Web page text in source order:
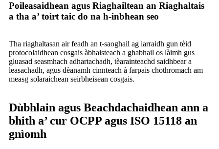
Poileasaidhean agus Riaghailtean an Riaghaltais
a tha a’ toirt taic do na h-inbhean seo
Tha riaghaltasan air feadh an t-saoghail ag iarraidh gun tèid
protocolaidhean cosgais àbhaisteach a ghabhail os làimh gus
gluasad seasmhach adhartachadh, tèarainteachd saidhbear a
leasachadh, agus dèanamh cinnteach à farpais chothromach am
measg solaraichean seirbheisean cosgais.
Dùbhlain agus Beachdachaidhean ann a
bhith a’ cur OCPP agus ISO 15118 an
gnìomh